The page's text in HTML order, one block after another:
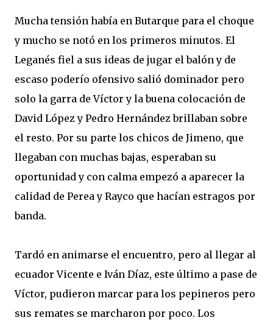
Mucha tensión había en Butarque para el choque
y mucho se notó en los primeros minutos. El
Leganés fiel a sus ideas de jugar el balón y de
escaso poderío ofensivo salió dominador pero
solo la garra de Víctor y la buena colocación de
David López y Pedro Hernández brillaban sobre
el resto. Por su parte los chicos de Jimeno, que
llegaban con muchas bajas, esperaban su
oportunidad y con calma empezó a aparecer la
calidad de Perea y Rayco que hacían estragos por
banda.
Tardó en animarse el encuentro, pero al llegar al
ecuador Vicente e Iván Díaz, este último a pase de
Víctor, pudieron marcar para los pepineros pero
sus remates se marcharon por poco. Los